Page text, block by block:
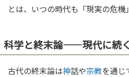
とは、いつの時代も「現実の危機
科学と終末論——現代に続
古代の終末論は神話や宗教を通じ